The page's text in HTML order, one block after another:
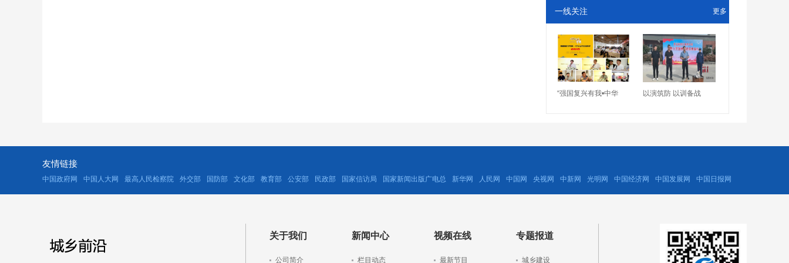
一线关注 更多
“强国复兴有我•中华 以演筑防 以训备战
友情链接
中国政府网 中国人大网 最高人民检察院 外交部 国防部 文化部 教育部 公安部 民政部 国家信访局 国家新闻出版广电总 新华网 人民网 中国网 央视网 中新网 光明网 中国经济网 中国发展网 中国日报网
关于我们
公司简介
新闻中心
栏目动态
视频在线
最新节目
专题报道
城乡建设